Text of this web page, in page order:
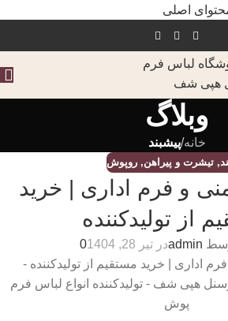
اصلی
وبلاگ
خانه/پیشبند
,تیشرت و پیراهن,روپوش
و فرم اداری | خرید
از تولیدکننده
adminدر تیر 28, 1404 0